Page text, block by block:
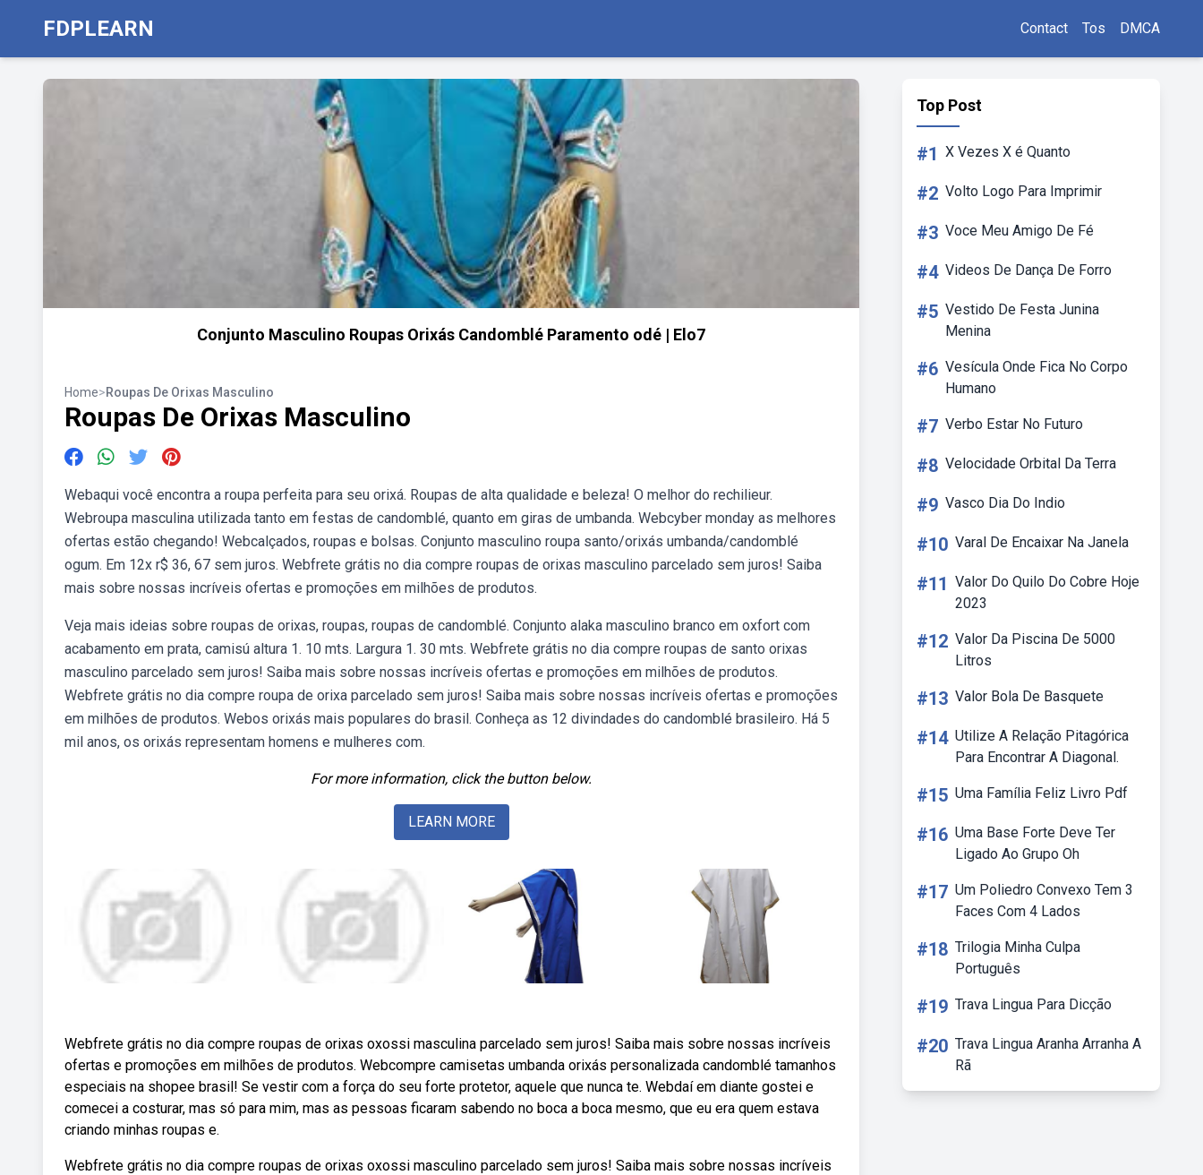
FDPLEARN Contact Tos DMCA
Conjunto Masculino Roupas Orixás Candomblé Paramento odé | Elo7
Home>Roupas De Orixas Masculino
Roupas De Orixas Masculino
Webaqui você encontra a roupa perfeita para seu orixá. Roupas de alta qualidade e beleza! O melhor do rechilieur.
Webroupa masculina utilizada tanto em festas de candomblé, quanto em giras de umbanda. Webcyber monday as melhores
ofertas estão chegando! Webcalçados, roupas e bolsas. Conjunto masculino roupa santo/orixás umbanda/candomblé
ogum. Em 12x r$ 36, 67 sem juros. Webfrete grátis no dia compre roupas de orixas masculino parcelado sem juros! Saiba
mais sobre nossas incríveis ofertas e promoções em milhões de produtos.
Veja mais ideias sobre roupas de orixas, roupas, roupas de candomblé. Conjunto alaka masculino branco em oxfort com
acabamento em prata, camisú altura 1. 10 mts. Largura 1. 30 mts. Webfrete grátis no dia compre roupas de santo orixas
masculino parcelado sem juros! Saiba mais sobre nossas incríveis ofertas e promoções em milhões de produtos.
Webfrete grátis no dia compre roupa de orixa parcelado sem juros! Saiba mais sobre nossas incríveis ofertas e promoções
em milhões de produtos. Webos orixás mais populares do brasil. Conheça as 12 divindades do candomblé brasileiro. Há 5
mil anos, os orixás representam homens e mulheres com.
For more information, click the button below.
LEARN MORE
Webfrete grátis no dia compre roupas de orixas oxossi masculina parcelado sem juros! Saiba mais sobre nossas incríveis
ofertas e promoções em milhões de produtos. Webcompre camisetas umbanda orixás personalizada candomblé tamanhos
especiais na shopee brasil! Se vestir com a força do seu forte protetor, aquele que nunca te. Webdaí em diante gostei e
comecei a costurar, mas só para mim, mas as pessoas ficaram sabendo no boca a boca mesmo, que eu era quem estava
criando minhas roupas e.
Webfrete grátis no dia compre roupas de orixas oxossi masculino parcelado sem juros! Saiba mais sobre nossas incríveis
Top Post
#1 X Vezes X é Quanto
#2 Volto Logo Para Imprimir
#3 Voce Meu Amigo De Fé
#4 Videos De Dança De Forro
#5 Vestido De Festa Junina
Menina
#6 Vesícula Onde Fica No Corpo
Humano
#7 Verbo Estar No Futuro
#8 Velocidade Orbital Da Terra
#9 Vasco Dia Do Indio
#10 Varal De Encaixar Na Janela
#11 Valor Do Quilo Do Cobre Hoje
2023
#12 Valor Da Piscina De 5000
Litros
#13 Valor Bola De Basquete
#14 Utilize A Relação Pitagórica
Para Encontrar A Diagonal.
#15 Uma Família Feliz Livro Pdf
#16 Uma Base Forte Deve Ter
Ligado Ao Grupo Oh
#17 Um Poliedro Convexo Tem 3
Faces Com 4 Lados
#18 Trilogia Minha Culpa
Português
#19 Trava Lingua Para Dicção
#20 Trava Lingua Aranha Arranha A
Rã